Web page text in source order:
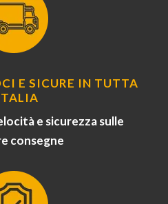
E SICURE IN TUTTA
e sicurezza sulle
consegne